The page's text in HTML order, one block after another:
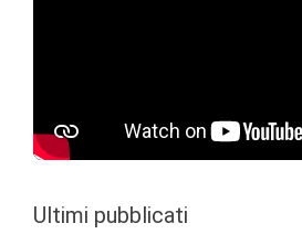
Ultimi pubblicati